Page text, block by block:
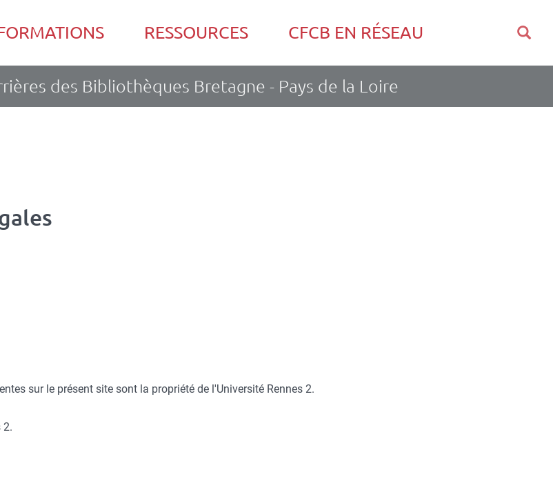
RESSOURCES CFCB EN RÉSEAU
des Bibliothèques Bretagne - Pays de la Loire
sur le présent site sont la propriété de l'Université Rennes 2.
2.